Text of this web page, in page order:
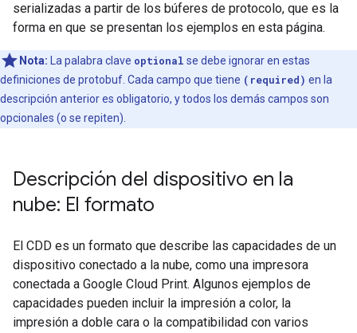
serializadas a partir de los búferes de protocolo, que es la
forma en que se presentan los ejemplos en esta página.
Nota: La palabra clave optional se debe ignorar en estas
definiciones de protobuf. Cada campo que tiene (required) en la
descripción anterior es obligatorio, y todos los demás campos son
opcionales (o se repiten).
Descripción del dispositivo en la
nube: El formato
El CDD es un formato que describe las capacidades de un
dispositivo conectado a la nube, como una impresora
conectada a Google Cloud Print. Algunos ejemplos de
capacidades pueden incluir la impresión a color, la
impresión a doble cara o la compatibilidad con varios